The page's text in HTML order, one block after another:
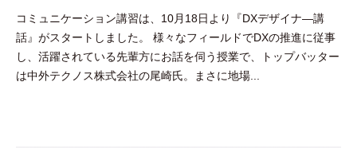
吉
田
豪
コミュニケーション講習は、10月18日より『DXデザイナ―講
話』がスタートしました。 様々なフィールドでDXの推進に従事
し、活躍されている先輩方にお話を伺う授業で、トップバッター
は中外テクノス株式会社の尾崎氏。まさに地場...